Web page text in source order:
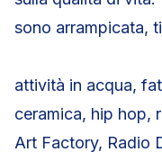
sono arrampicata,
attività in acqua,
ceramica, hip hop,
Art Factory, Radio